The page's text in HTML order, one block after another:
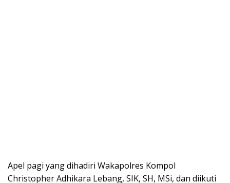
Apel pagi yang dihadiri Wakapolres Kompol
Christopher Adhikara Lebang, SIK, SH, MSi, dan diikuti